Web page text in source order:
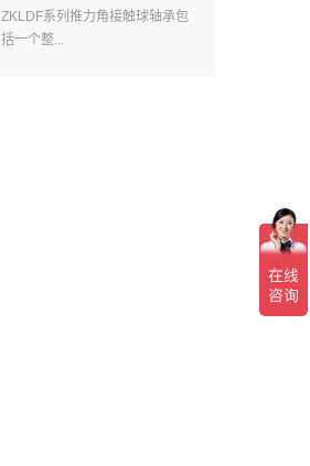
ZKLDF系列推力角接触球轴承包
括一个整...